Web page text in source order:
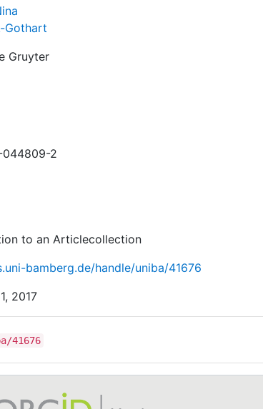
Gothart
Gruyter
044809-2
to an Articlecollection
bamberg.de/handle/uniba/41676
2017
41676